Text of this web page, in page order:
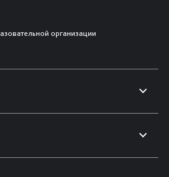
организации